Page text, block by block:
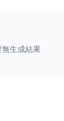
無生成結果